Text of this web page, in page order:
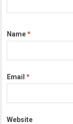
Name*
Email*
Website